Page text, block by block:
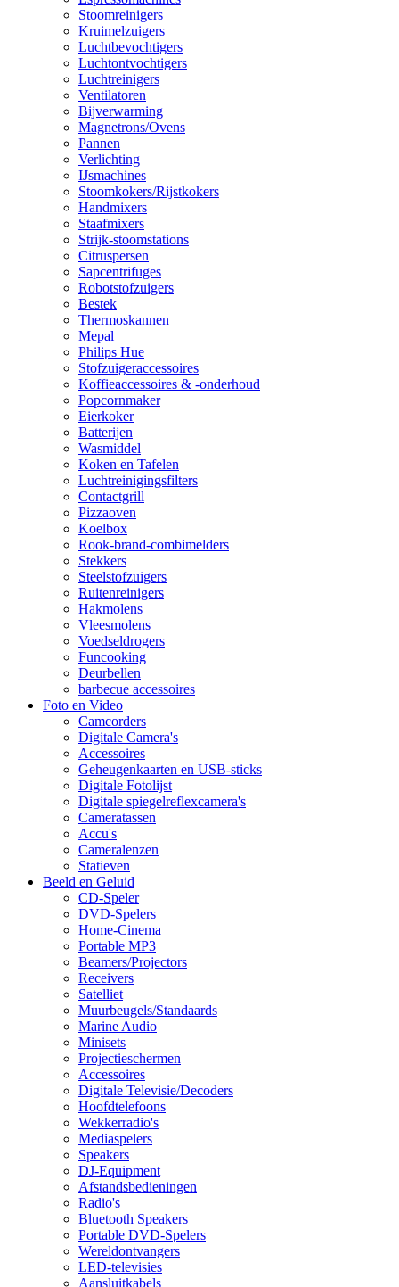
Stoomreinigers
Kruimelzuigers
Luchtbevochtigers
Luchtontvochtigers
Luchtreinigers
Ventilatoren
Bijverwarming
Magnetrons/Ovens
Pannen
Verlichting
IJsmachines
Stoomkokers/Rijstkokers
Handmixers
Staafmixers
Strijk-stoomstations
Citruspersen
Sapcentrifuges
Robotstofzuigers
Bestek
Thermoskannen
Mepal
Philips Hue
Stofzuigeraccessoires
Koffieaccessoires & -onderhoud
Popcornmaker
Eierkoker
Batterijen
Wasmiddel
Koken en Tafelen
Luchtreinigingsfilters
Contactgrill
Pizzaoven
Koelbox
Rook-brand-combimelders
Stekkers
Steelstofzuigers
Ruitenreinigers
Hakmolens
Vleesmolens
Voedseldrogers
Funcooking
Deurbellen
barbecue accessoires
Foto en Video
Camcorders
Digitale Camera's
Accessoires
Geheugenkaarten en USB-sticks
Digitale Fotolijst
Digitale spiegelreflexcamera's
Cameratassen
Accu's
Cameralenzen
Statieven
Beeld en Geluid
CD-Speler
DVD-Spelers
Home-Cinema
Portable MP3
Beamers/Projectors
Receivers
Satelliet
Muurbeugels/Standaards
Marine Audio
Minisets
Projectieschermen
Accessoires
Digitale Televisie/Decoders
Hoofdtelefoons
Wekkerradio's
Mediaspelers
Speakers
DJ-Equipment
Afstandsbedieningen
Radio's
Bluetooth Speakers
Portable DVD-Spelers
Wereldontvangers
LED-televisies
Aansluitkabels